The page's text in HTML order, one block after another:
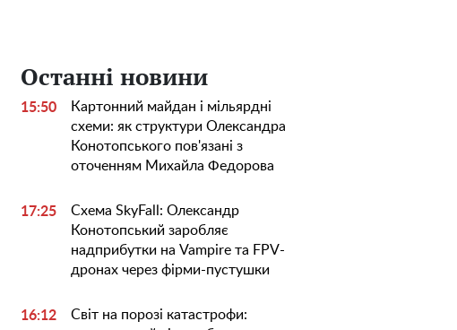
Останні новини
15:50
Картонний майдан і мільярдні
схеми: як структури Олександра
Конотопського пов'язані з
оточенням Михайла Федорова
17:25
Схема SkyFall: Олександр
Конотопський заробляє
надприбутки на Vampire та FPV-
дронах через фірми-пустушки
16:12
Світ на порозі катастрофи: